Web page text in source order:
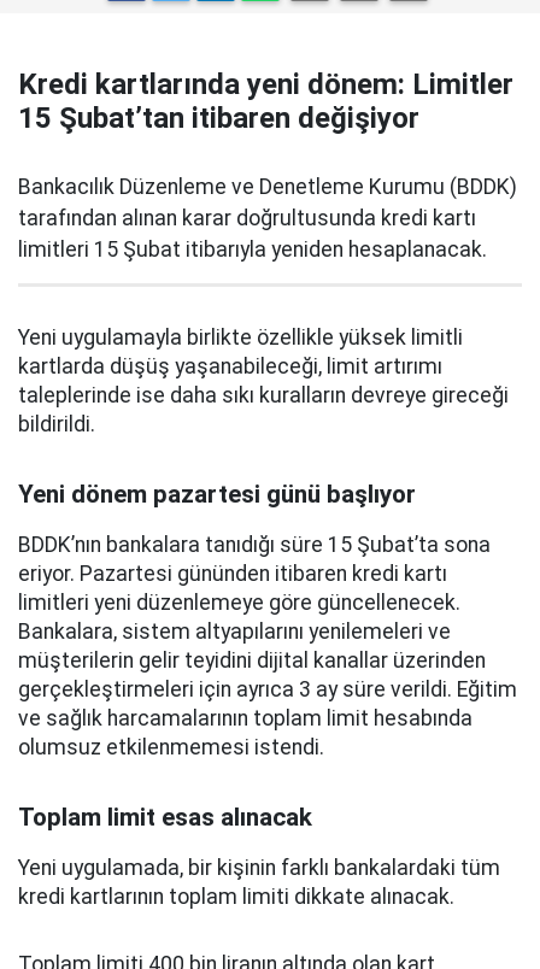
Kredi kartlarında yeni dönem: Limitler
15 Şubat’tan itibaren değişiyor
Bankacılık Düzenleme ve Denetleme Kurumu (BDDK)
tarafından alınan karar doğrultusunda kredi kartı
limitleri 15 Şubat itibarıyla yeniden hesaplanacak.
Yeni uygulamayla birlikte özellikle yüksek limitli
kartlarda düşüş yaşanabileceği, limit artırımı
taleplerinde ise daha sıkı kuralların devreye gireceği
bildirildi.
Yeni dönem pazartesi günü başlıyor
BDDK’nın bankalara tanıdığı süre 15 Şubat’ta sona
eriyor. Pazartesi gününden itibaren kredi kartı
limitleri yeni düzenlemeye göre güncellenecek.
Bankalara, sistem altyapılarını yenilemeleri ve
müşterilerin gelir teyidini dijital kanallar üzerinden
gerçekleştirmeleri için ayrıca 3 ay süre verildi. Eğitim
ve sağlık harcamalarının toplam limit hesabında
olumsuz etkilenmemesi istendi.
Toplam limit esas alınacak
Yeni uygulamada, bir kişinin farklı bankalardaki tüm
kredi kartlarının toplam limiti dikkate alınacak.
Toplam limiti 400 bin liranın altında olan kart